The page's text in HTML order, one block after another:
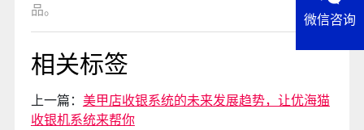
品。
相关标签
上一篇： 美甲店收银系统的未来发展趋势，让优海猫
收银机系统来帮你
微信咨询